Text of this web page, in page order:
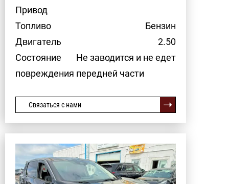
Привод
Топливо
Бензин
Двигатель
2.50
Состояние
Не заводится и не едет
повреждения передней части
Связаться с нами